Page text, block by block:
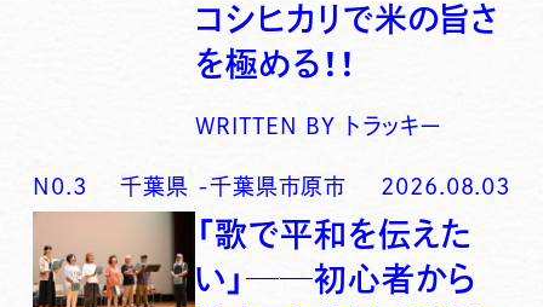
コシヒカリで米の旨さ
を極める！！
WRITTEN BY トラッキー
N0. 3 千葉県 -千葉県市原市 2026.08.03
「歌で平和を伝えた
い」──初心者から